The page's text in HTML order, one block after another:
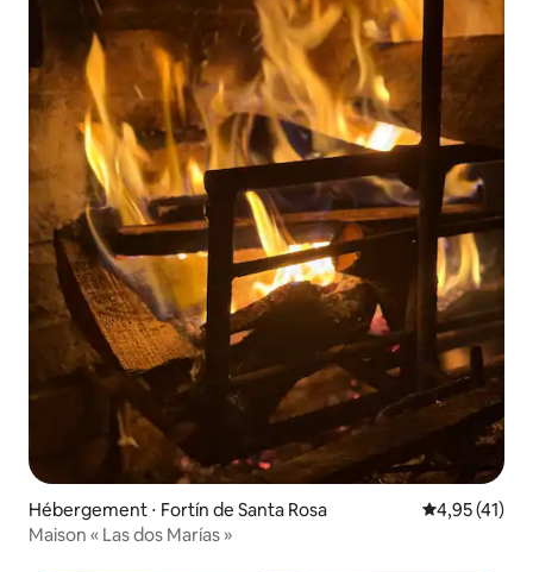
Hébergement ⋅ Fortín de Santa Rosa Évaluation
4,95 (41)
Maison « Las dos Marías »